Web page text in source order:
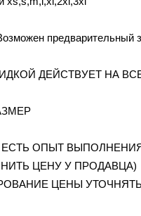
предварительный
ДЕЙСТВУЕТ НА
ОПЫТ
ЦЕНУ У ПРОДАВЦА)
ЦЕНЫ